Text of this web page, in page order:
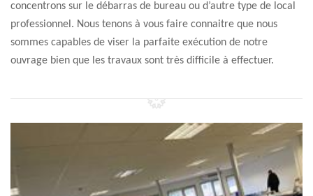
concentrons sur le débarras de bureau ou d’autre type de local
professionnel. Nous tenons à vous faire connaitre que nous
sommes capables de viser la parfaite exécution de notre
ouvrage bien que les travaux sont très difficile à effectuer.